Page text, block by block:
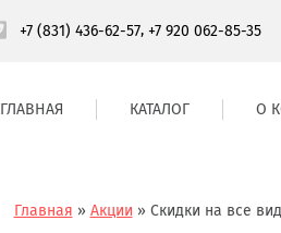
+7 (831) 436-62-57, +7 920 062-85-35
ГЛАВНАЯ КАТАЛОГ О
Главная » Акции » Скидки на все